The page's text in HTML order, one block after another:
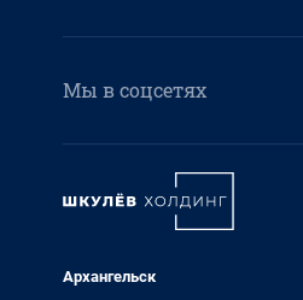
Мы в соцсетях
Архангельск